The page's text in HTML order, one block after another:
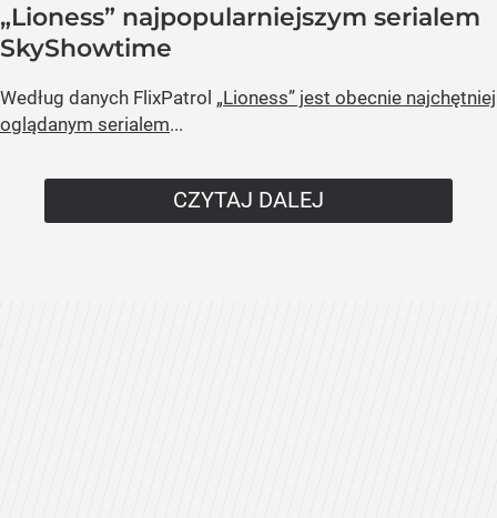
„Lioness” najpopularniejszym serialem
SkyShowtime
Według danych FlixPatrol „Lioness” jest obecnie najchętniej
oglądanym serialem...
CZYTAJ DALEJ